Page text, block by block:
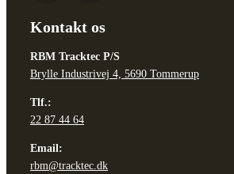
Kontakt os
RBM Tracktec P/S
Brylle Industrivej 4, 5690 Tommerup
Tlf.:
22 87 44 64
Email:
rbm@tracktec.dk